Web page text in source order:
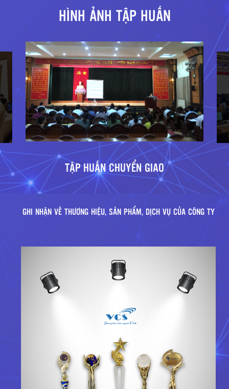
HÌNH ẢNH TẬP HUẤN
TẬP HUẤN QUYẾT TOÁN TÀI CHÍNH CÔNG ĐOÀN
TẬP HUẤN CHUYỂN GIAO
GHI NHẬN VỀ THƯƠNG HIỆU, SẢN PHẨM, DỊCH VỤ CỦA CÔNG TY